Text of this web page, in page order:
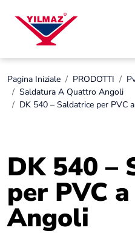
Pagina Iniziale PRODOTTI
Saldatura A Quattro Angoli
DK 540 – Saldatrice per PVC
DK 540 –
per PVC
Angoli